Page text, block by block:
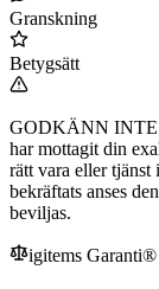
Granskning
Betygsätt
GODKÄNN INTE
har mottagit din
rätt vara eller tjänst
bekräftats anses
beviljas.
igitems Garanti®